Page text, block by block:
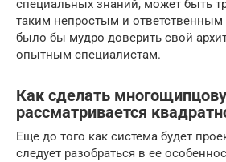
специальных знаний, может быть
таким непростым и
было бы мудро доверить свой
опытным специалистам.
Как сделать
рассматривается
Еще до того как система будет
следует разобраться в ее